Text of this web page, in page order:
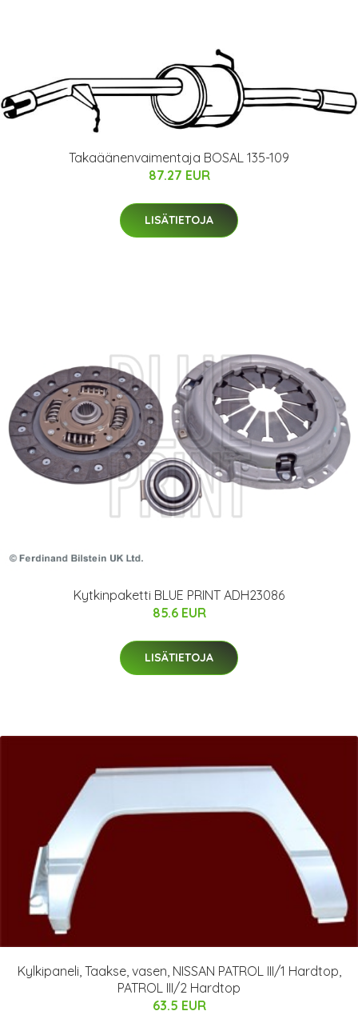
Takaäänenvaimentaja BOSAL 135-109
87.27 EUR
LISÄTIETOJA
Kytkinpaketti BLUE PRINT ADH23086
85.6 EUR
LISÄTIETOJA
Kylkipaneli, Taakse, vasen, NISSAN PATROL III/1 Hardtop,
PATROL III/2 Hardtop
63.5 EUR